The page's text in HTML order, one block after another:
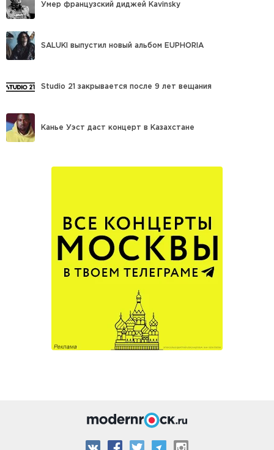
Умер французский диджей Kavinsky
SALUKI выпустил новый альбом EUPHORIA
Studio 21 закрывается после 9 лет вещания
Канье Уэст даст концерт в Казахстане